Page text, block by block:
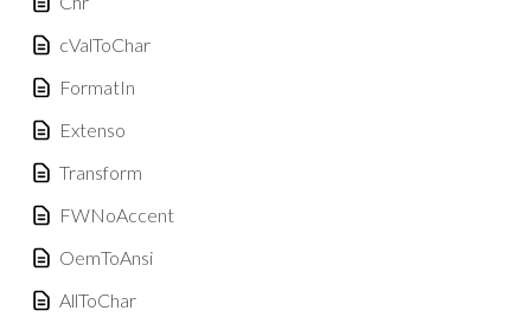
cValToChar
FormatIn
Extenso
Transform
FWNoAccent
OemToAnsi
AllToChar